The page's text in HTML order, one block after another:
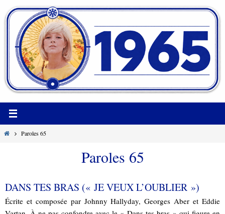
Passer
vers
contenu
HomeParoles 65
Paroles 65
DANS TES BRAS (« JE VEUX L’OUBLIER »)
Écrite et composée par Johnny Hallyday, Georges Aber et Eddie